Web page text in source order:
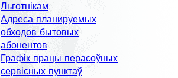
Льготнікам
Адреса планируемых
обходов бытовых
абонентов
Графік працы перасоўных
сервісных пунктаў